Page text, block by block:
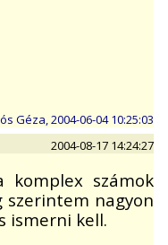
Géza, 2004-06-04 10:25:03
2004-08-17 14:24:27
számok
szerintem nagyon
ismerni kell.